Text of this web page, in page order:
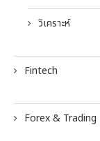
วิเคราะห์
Fintech
Forex & Trading